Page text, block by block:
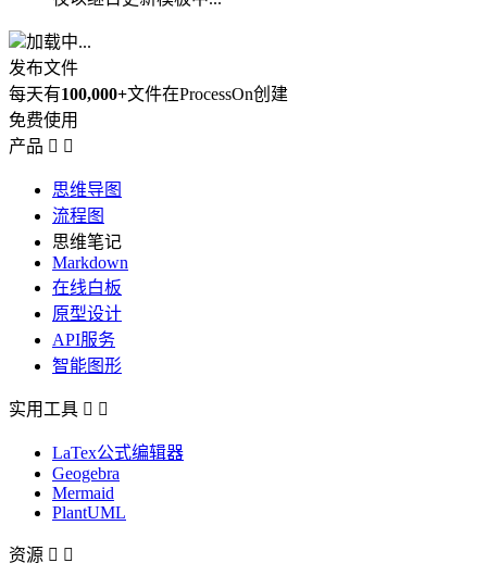
加载中...
发布文件
每天有100,000+文件在ProcessOn创建
免费使用
产品  
思维导图
流程图
思维笔记
Markdown
在线白板
原型设计
API服务
智能图形
实用工具  
LaTex公式编辑器
Geogebra
Mermaid
PlantUML
资源  